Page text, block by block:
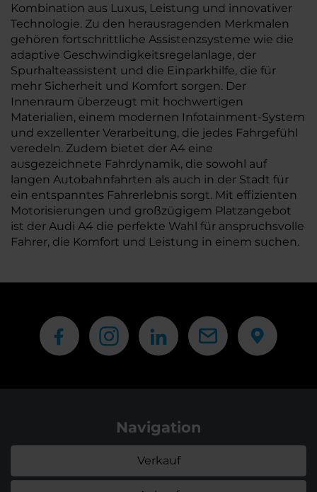
Kombination aus Luxus, Leistung und innovativer
Technologie. Zu den herausragenden Merkmalen
gehören fortschrittliche Assistenzsysteme wie die
adaptive Geschwindigkeitsregelanlage, der
Spurhalteassistent und die Einparkhilfe, die für
mehr Sicherheit und Komfort sorgen. Der
Innenraum überzeugt mit hochwertigen
Materialien, einem modernen Infotainment-System
und exzellenter Verarbeitung, die jedes Fahrgefühl
veredeln. Zudem bietet der A4 eine
ausgezeichnete Fahrdynamik, die sowohl auf
langen Autobahnfahrten als auch in der Stadt für
ein entspanntes Fahrerlebnis sorgt. Mit effizienten
Motorisierungen und großzügigem Platzangebot
ist der Audi A4 die perfekte Wahl für anspruchsvolle
Fahrer, die Komfort und Leistung in einem suchen.
Navigation
Verkauf